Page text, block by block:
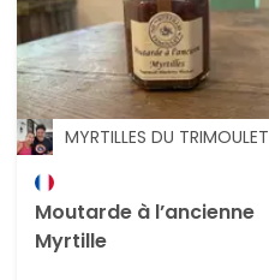
MYRTILLES DU TRIMOULET
Moutarde à l’ancienne
Myrtille